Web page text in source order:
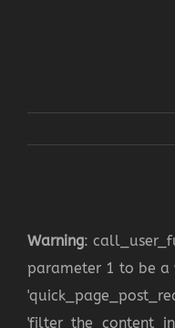
Warning:
parameter 1 to be